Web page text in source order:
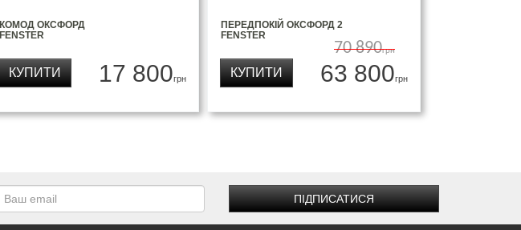
КОМОД ОКСФОРД
FENSTER
17 800грн
КУПИТИ
ПЕРЕДПОКІЙ ОКСФОРД 2
FENSTER
70 890грн
63 800грн
КУПИТИ
ПІДПИСАТИСЯ